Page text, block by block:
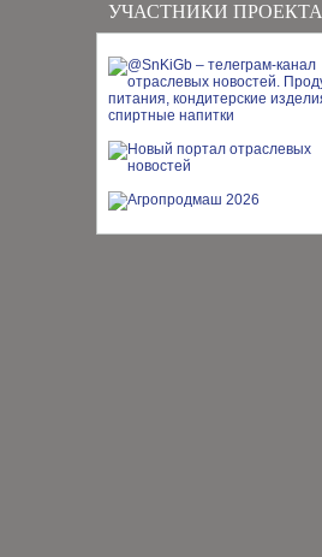
УЧАСТНИКИ ПРОЕКТА